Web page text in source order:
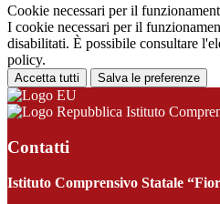
Cookie necessari per il
I cookie necessari per il
disabilitati. È possibile consultare
policy.
Accetta tutti Salva le preferenze
Istituto
Contatti
Istituto Comprensivo Statale